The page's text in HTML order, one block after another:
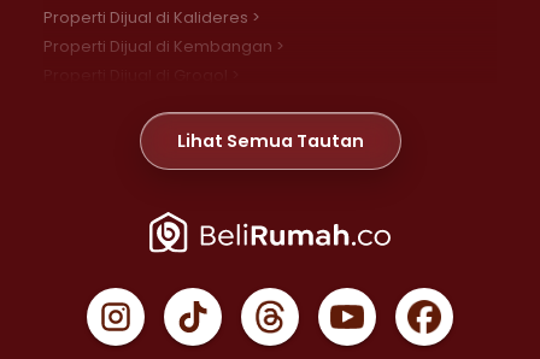
Properti Dijual di Kalideres >
Properti Dijual di Kembangan >
Properti Dijual di Meruya >
Properti Dijual di Jelambar >
Properti Dijual di Jakarta Pusat >
Properti Dijual di Gambir >
Properti Dijual di Johar Baru >
Lihat Semua Tautan